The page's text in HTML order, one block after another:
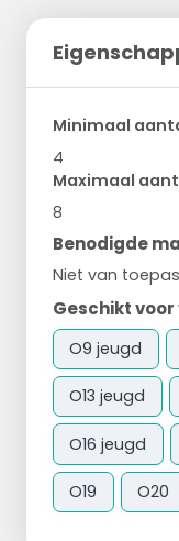
Minimaal
4
Maximaal
8
Benodigde
Niet van
Geschikt
O9 jeugd
O13 jeugd
O16 jeugd
O19 O20